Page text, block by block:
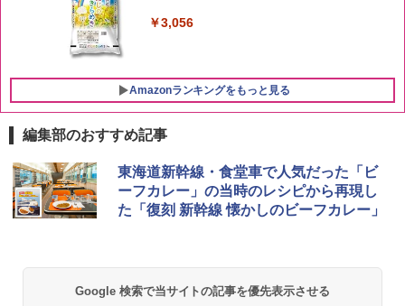
￥3,056
Amazonランキングをもっと見る
1
ブラックニッカ ニッカ Nikka ウィスキ
ー4000ml ブラックニッカクリア ウヰス
キー 【日本 アサヒ ウィスキー】 大容量
お得 4リットル
1
チキンラーメン どんぶり 85g×12個 日清
食品 インスタント カップ麺
￥1,939
【公式】ブタメン とんこつ味 35g×15個
1
[山善] スチームオーブンレンジ 25L 一人
暮らし 二人暮らし フラットテーブル ス
チーム調理 自動メニュー19種搭載 角皿
付き ブラック MRK-F250TSV(B)
編集部のおすすめ記事
東海道新幹線・食堂車で人気だった「ビ
ーフカレー」の当時のレシピから再現し
た「復刻 新幹線 懐かしのビーフカレー」
Google 検索で当サイトの記事を優先表示させる